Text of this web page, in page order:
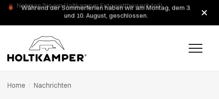
Während der Sommerferien haben wir am Montag, dem 3.
und 10. August, geschlossen.
Home Nachrichten